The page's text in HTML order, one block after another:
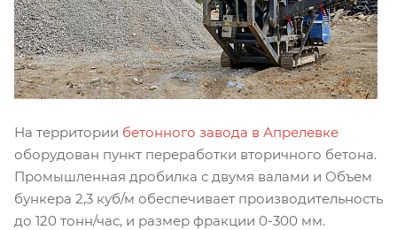
На территории бетонного завода в Апрелевке
оборудован пункт переработки вторичного бетона.
Промышленная дробилка с двумя валами и Объем
бункера 2,3 куб/м обеспечивает производительность
до 120 тонн/час, и размер фракции 0-300 мм.